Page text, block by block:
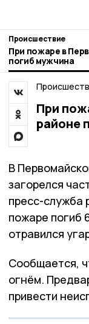
Происшествие
При пожаре в
погиб мужчина
При
районе
В
загорелся
пресс-служба
пожаре погиб
отравился
Сообщается,
огнём.
привести